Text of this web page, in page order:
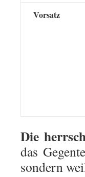
Vorsatz
Die
das
sondern